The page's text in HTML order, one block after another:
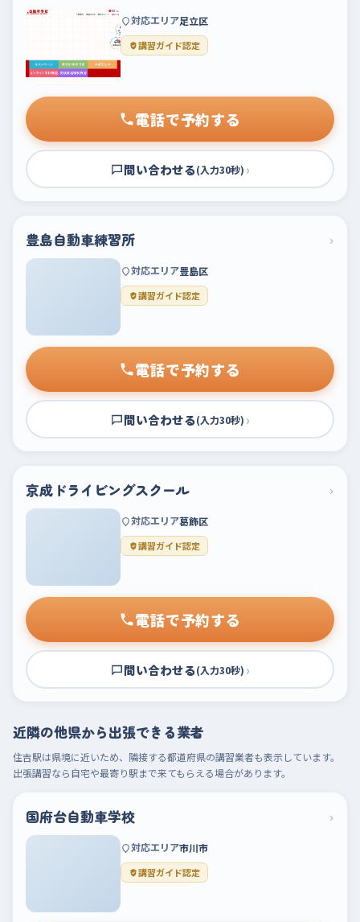
対応エリア足立区
講習ガイド認定
電話で予約する
問い合わせる(入力30秒) ›
豊島自動車練習所 ›
対応エリア豊島区
講習ガイド認定
電話で予約する
問い合わせる(入力30秒) ›
京成ドライビングスクール ›
対応エリア葛飾区
講習ガイド認定
電話で予約する
問い合わせる(入力30秒) ›
近隣の他県から出張できる業者
住吉駅は県境に近いため、隣接する都道府県の講習業者も表示しています。
出張講習なら自宅や最寄り駅まで来てもらえる場合があります。
国府台自動車学校 ›
対応エリア市川市
講習ガイド認定